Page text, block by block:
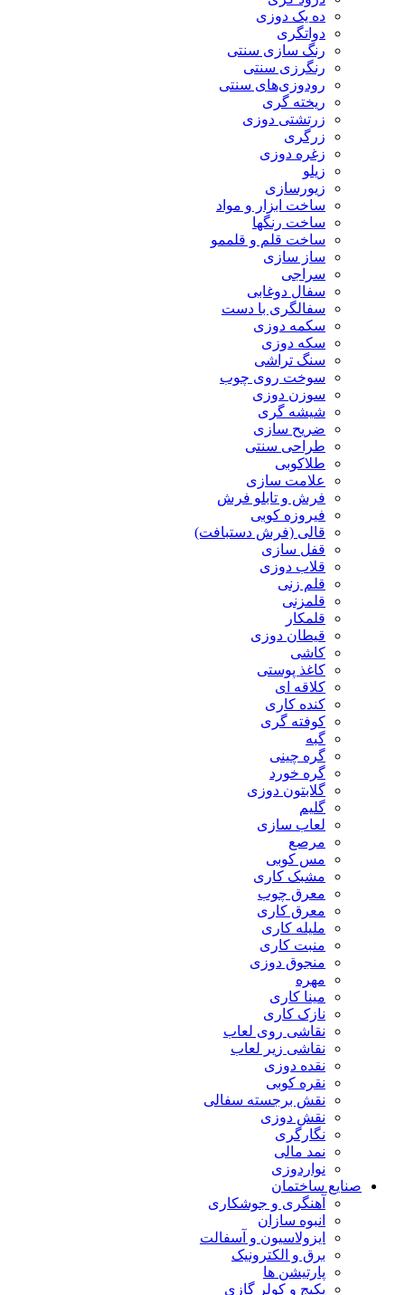
ده یک دوزی
دواتگری
رنگ سازی سنتی
رنگرزی سنتی
رودوزی‌های سنتی
ریخته گری
زرتشتی دوزی
زرگری
زغره دوزی
زیلو
زیورسازی
ساخت ابزار و مواد
ساخت رنگها
ساخت قلم و قلممو
ساز سازی
سراجی
سفال دوغابی
سفالگری با دست
سکمه دوزی
سکه دوزی
سنگ تراشی
سوخت روی چوب
سوزن دوزی
شیشه گری
ضریح سازی
طراحی سنتی
طلاکوبی
علامت سازی
فرش و تابلو فرش
فیروزه کوبی
قالی (فرش دستبافت)
قفل سازی
قلاب دوزی
قلم زنی
قلمزنی
قلمکار
قیطان دوزی
کاشی
کاغذ پوستی
کلاقه ای
کنده کاری
کوفته گری
گبه
گره چینی
گره خورد
گلابتون دوزی
گلیم
لعاب سازی
مرصع
مس کوبی
مشبک کاری
معرق چوب
معرق کاری
مليله کاری
منبت کاری
منجوق دوزی
مهره
مینا کاری
نازک کاری
نقاشی روی لعاب
نقاشی زیر لعاب
نقده دوزی
نقره کوبی
نقش برجسته سفالی
نقش دوزی
نگارگری
نمد مالی
نواردوزی
صنایع ساختمان
آهنگری و جوشکاری
انبوه سازان
ایزولاسیون و آسفالت
برق و الکترونیک
پارتیشن ها
پکیج و کولر گازی